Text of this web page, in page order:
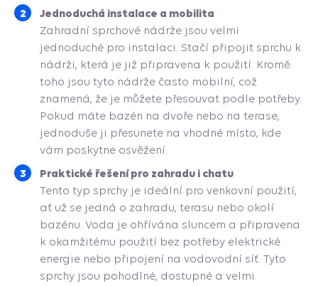
Jednoduchá instalace a mobilita
Zahradní sprchové nádrže jsou velmi
jednoduché pro instalaci. Stačí připojit sprchu k
nádrži, která je již připravena k použití. Kromě
toho jsou tyto nádrže často mobilní, což
znamená, že je můžete přesouvat podle potřeby.
Pokud máte bazén na dvoře nebo na terase,
jednoduše ji přesunete na vhodné místo, kde
vám poskytne osvěžení.
Praktické řešení pro zahradu i chatu
Tento typ sprchy je ideální pro venkovní použití,
ať už se jedná o zahradu, terasu nebo okolí
bazénu. Voda je ohřívána sluncem a připravena
k okamžitému použití bez potřeby elektrické
energie nebo připojení na vodovodní síť. Tyto
sprchy jsou pohodlné, dostupné a velmi